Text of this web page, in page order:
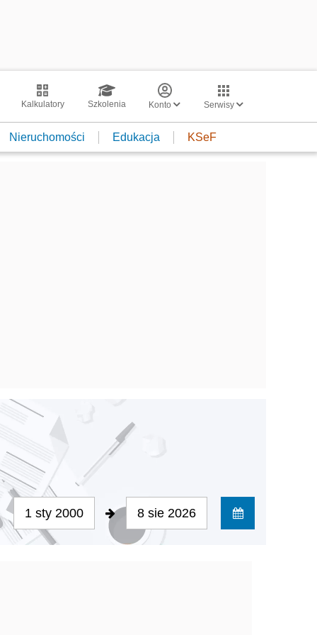
Kalkulatory Szkolenia Konto Serwisy
Nieruchomości Edukacja KSeF
1 sty 2000 8 sie 2026